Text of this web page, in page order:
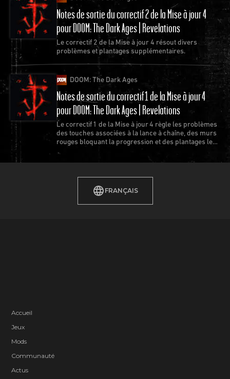
Notes de sortie du correctif 2 de la Mise à jour 4
pour DOOM: The Dark Ages | Revelations
Le correctif 2 de la Mise à jour 4 résout divers
problèmes et plantages supplémentaires.
DOOM: The Dark Ages
Notes de sortie du correctif 1 de la Mise à jour 4
pour DOOM: The Dark Ages | Revelations
Le correctif 1 de la Mise à jour 4 règle les problèmes
des touches associées à la lance à chaîne, des murs
rouges bloquant la progression et des plantages les
plus récurrents.
FRANÇAIS
Accueil
Jeux
Mods
Communauté
Actus